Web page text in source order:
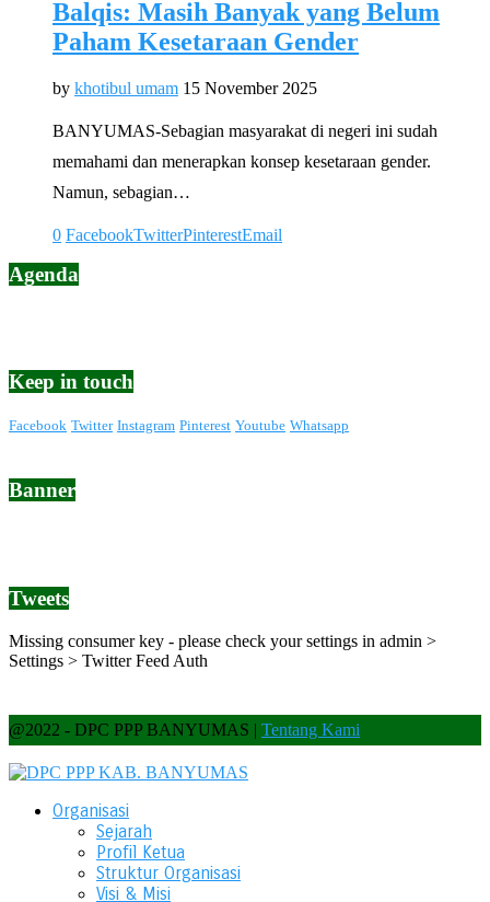
Balqis: Masih Banyak yang Belum
Paham Kesetaraan Gender
by khotibul umam 15 November 2025
BANYUMAS-Sebagian masyarakat di negeri ini sudah
memahami dan menerapkan konsep kesetaraan gender.
Namun, sebagian…
0 FacebookTwitterPinterestEmail
Agenda
Keep in touch
Facebook Twitter Instagram Pinterest Youtube Whatsapp
Banner
Tweets
Missing consumer key - please check your settings in admin >
Settings > Twitter Feed Auth
@2022 - DPC PPP BANYUMAS | Tentang Kami
Organisasi
Sejarah
Profil Ketua
Struktur Organisasi
Visi & Misi